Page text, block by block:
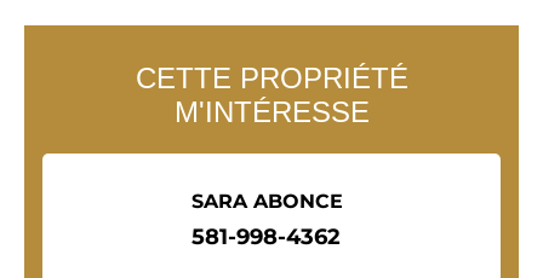
CETTE PROPRIÉTÉ
M'INTÉRESSE
SARA ABONCE
581-998-4362